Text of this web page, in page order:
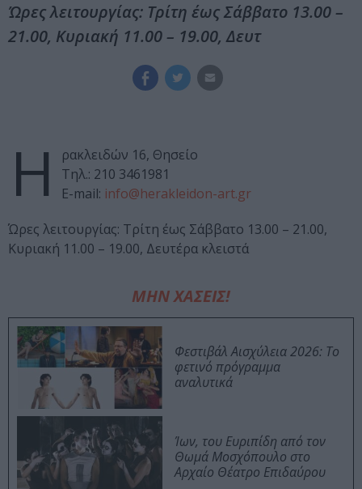
Ώρες λειτουργίας: Τρίτη έως Σάββατο 13.00 –
21.00, Κυριακή 11.00 – 19.00, Δευτ
Η
ρακλειδών 16, Θησείο
Τηλ.: 210 3461981
Ε-mail: info@herakleidon-art.gr
Ώρες λειτουργίας: Τρίτη έως Σάββατο 13.00 – 21.00,
Κυριακή 11.00 – 19.00, Δευτέρα κλειστά
ΜΗΝ ΧΑΣΕΙΣ!
Φεστιβάλ Αισχύλεια 2026: Το
φετινό πρόγραμμα
αναλυτικά
Ίων, του Ευριπίδη από τον
Θωμά Μοσχόπουλο στο
Αρχαίο Θέατρο Επιδαύρου